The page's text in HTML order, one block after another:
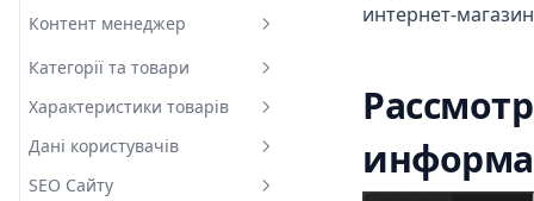
Назва товару
Динамічні характеристики
Опис товару
Модель товару
Товарні групи
Контент менеджер
Категорії та товари
Категорії
Товари
Пошук
Характеристики товарів
Усі характеристики
Фільтри
Дані користувачів
Замовлення
SEO Сайту
интернет-